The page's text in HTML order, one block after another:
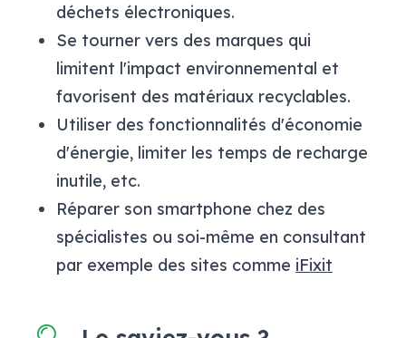
déchets électroniques.
Se tourner vers des marques qui
limitent l'impact environnemental et
favorisent des matériaux recyclables.
Utiliser des fonctionnalités d'économie
d'énergie, limiter les temps de recharge
inutile, etc.
Réparer son smartphone chez des
spécialistes ou soi-même en consultant
par exemple des sites comme iFixit